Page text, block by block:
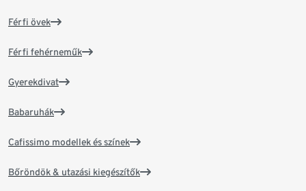
Férfi övek
Férfi fehérneműk
Gyerekdivat
Babaruhák
Cafissimo modellek és színek
Bőröndök & utazási kiegészítők